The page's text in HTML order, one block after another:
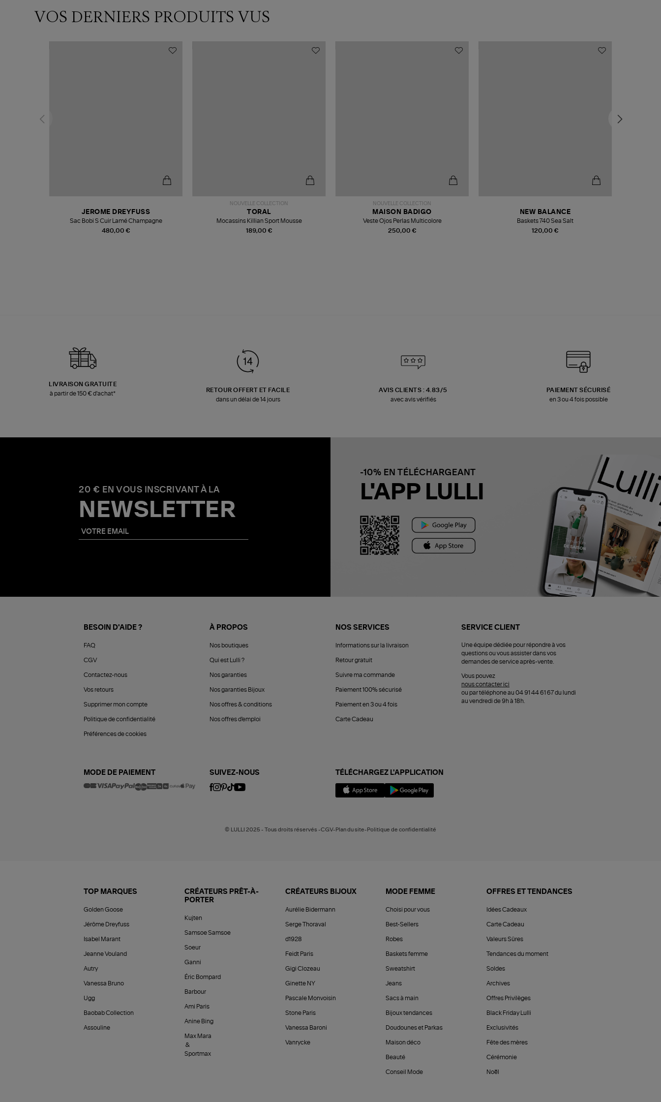
VOS DERNIERS PRODUITS VUS
480,00 €
JEROME DREYFUSS
Sac Bobi S Cuir Lamé Champagne
NOUVELLE COLLECTION
189,00 €
TORAL
Mocassins Killian Sport Mousse
NOUVELLE COLLECTION
250,00 €
MAISON BADIGO
Veste Ojos Perlas Multicolore
120,00 €
NEW BALANCE
Baskets 740 Sea Salt
LIVRAISON GRATUITE
à partir de 150 € d'achat*
RETOUR OFFERT ET FACILE
dans un délai de 14 jours
AVIS CLIENTS : 4.83/5
avec avis vérifiés
PAIEMENT SÉCURISÉ
en 3 ou 4 fois possible
20 € EN VOUS INSCRIVANT À LA
NEWSLETTER
-10% EN TÉLÉCHARGEANT
L'APP LULLI
BESOIN D'AIDE ?
FAQ
CGV
Contactez-nous
Vos retours
Supprimer mon compte
Politique de confidentialité
Préférences de cookies
À PROPOS
Nos boutiques
Qui est Lulli ?
Nos garanties
Nos garanties Bijoux
Nos offres & conditions
Nos offres d'emploi
NOS SERVICES
Informations sur la livraison
Retour gratuit
Suivre ma commande
Paiement 100% sécurisé
Paiement en 3 ou 4 fois
Carte Cadeau
SERVICE CLIENT
Une équipe dédiée pour répondre à vos
questions ou vous assister dans vos
demandes de service après-vente.
Vous pouvez
nous contacter ici
ou par téléphone au 04 91 44 61 67 du lundi
au vendredi de 9h à 18h.
MODE DE PAIEMENT SUIVEZ-NOUS TÉLÉCHARGEZ L'APPLICATION
© LULLI 2025 - Tous droits réservés -CGV-Plan du site-Politique de confidentialité
TOP MARQUES
Golden Goose
Jérôme Dreyfuss
Isabel Marant
Jeanne Vouland
Autry
Vanessa Bruno
Ugg
Baobab Collection
Assouline
CRÉATEURS PRÊT-À-
PORTER
Kujten
Samsoe Samsoe
Soeur
Ganni
Éric Bompard
Barbour
Ami Paris
Anine Bing
Max Mara
&
Sportmax
CRÉATEURS BIJOUX
Aurélie Bidermann
Serge Thoraval
d1928
Feidt Paris
Gigi Clozeau
Ginette NY
Pascale Monvoisin
Stone Paris
Vanessa Baroni
Vanrycke
MODE FEMME
Choisi pour vous
Best-Sellers
Robes
Baskets femme
Sweatshirt
Jeans
Sacs à main
Bijoux tendances
Doudounes et Parkas
Maison déco
Beauté
Conseil Mode
OFFRES ET TENDANCES
Idées Cadeaux
Carte Cadeau
Valeurs Sûres
Tendances du moment
Soldes
Archives
Offres Privilèges
Black Friday Lulli
Exclusivités
Fête des mères
Cérémonie
Noël